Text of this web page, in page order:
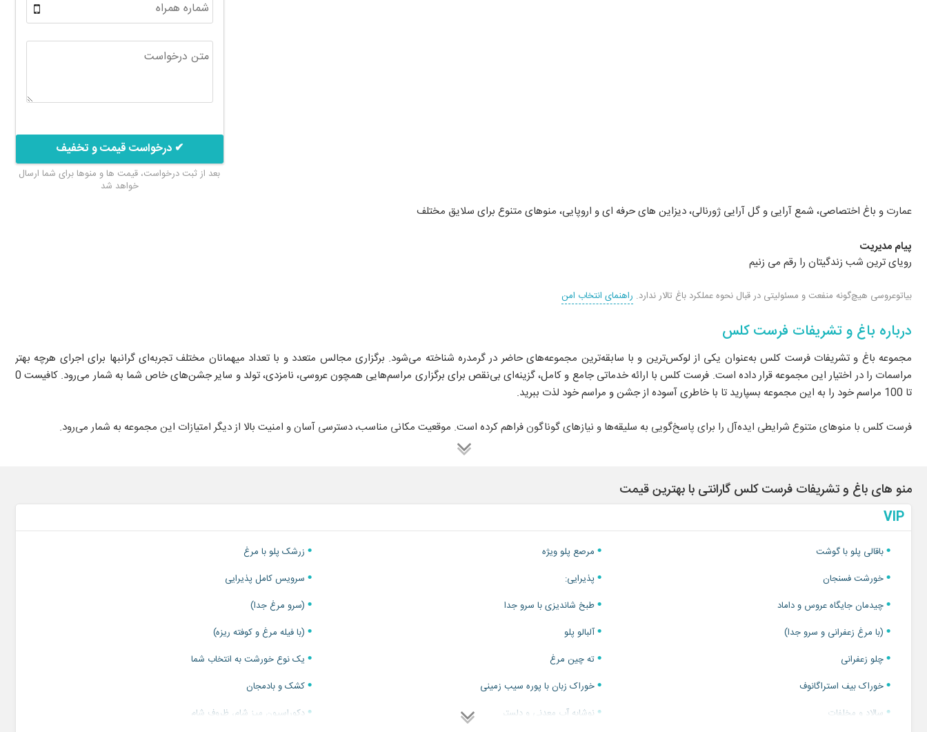
✔ درخواست قیمت و تخفیف
بعد از ثبت درخواست، قیمت ها و منوها برای شما ارسال
خواهد شد
عمارت و باغ اختصاصی، شمع آرایی و گل آرایی ژورنالی، دیزاین های حرفه ای و اروپایی، منوهای متنوع برای سلایق مختلف
پیام مدیریت
رویای ترین شب زندگیتان را رقم می زنیم
درباره باغ و تشریفات فرست کلس
مجموعه باغ و تشریفات فرست کلس به‌عنوان یکی از لوکس‌ترین و با سابقه‌ترین مجموعه‌های حاضر در گرمدره شناخته می‌شود. برگزاری مجالس متعدد و با تعداد میهمانان مختلف تجربه‌ای گرانبها برای اجرای هرچه بهتر
مراسمات را در اختیار این مجموعه قرار داده است. فرست کلس با ارائه خدماتی جامع و کامل، گزینه‌ای بی‌نقص برای برگزاری مراسم‌هایی همچون عروسی، نامزدی، تولد و سایر جشن‌های خاص شما به شمار می‌رود. کافیست 0
تا 100 مراسم خود را به این مجموعه بسپارید تا با خاطری آسوده از جشن و مراسم خود لذت ببرید.
فرست کلس با منوهای متنوع شرایطی ایده‌آل را برای پاسخ‌گویی به سلیقه‌ها و نیازهای گوناگون فراهم کرده است. موقعیت مکانی مناسب، دسترسی آسان و امنیت بالا از دیگر امتیازات این مجموعه به شمار می‌رود.
برگزاری مراسم با هماهنگی مدیریت مجموعه، حضوراً در یکی از جشن‌های فرست کلس میهمان باشید تا از نزدیک، کیفیت و سطح خدمات مجموعه را لمس نمائید. طراحی‌های مدرن با الهام از سبک‌های اروپایی و استفاده از
متریال‌های مرغوب، فضای مراسم را به تجربه‌ای منحصربه‌فرد تبدیل می‌سازد. این مجموعه امکان پذیرایی از 50 تا 500 مهمان را داراست.
هزینه نهایی بسته به نوع خدمات و تعداد مهمانان متغیر است. برای دریافت اطلاعات دقیق‌تر و هماهنگی، ارتباط با مدیریت مجموعه توصیه می‌شود. آقای اسدی مدیریت این مجموعه با درک شرایط شما عزیزان، بهترین
پیشنهاد جهت برگزاری مراسم در بالاترین سطح کیفی را در جلسه بازدید حضوری ارائه خواهند داد.
منو های باغ و تشریفات فرست کلس گارانتی با بهترین قیمت
VIP
باقالی پلو با گوشت مرصع پلو ویژه
زرشک پلو با مرغ
خورشت فسنجان
پذیرایی:
سرویس کامل پذیرایی
چیدمان جایگاه عروس و داماد
طبخ شاندیزی با سرو جدا
(سرو مرغ جدا)
(با مرغ زعفرانی و سرو جدا)
آلبالو پلو
(با فیله مرغ و کوفته ریزه)
چلو زعفرانی
ته چین مرغ
یک نوع خورشت به انتخاب شما
خوراک بیف استراگانوف
خوراک زبان با پوره سیب زمینی
کشک و بادمجان
سالاد و مخلفات
نوشابه آب معدنی و دلستر
دکوراسیون میز شام، ظروف شام
بیاتوعروسی هیچ‌گونه منفعت و مسئولیتی در قبال نحوه عملکرد باغ تالار ندارد. راهنمای انتخاب امن